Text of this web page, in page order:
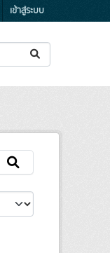
เข้าสู่ระบบ